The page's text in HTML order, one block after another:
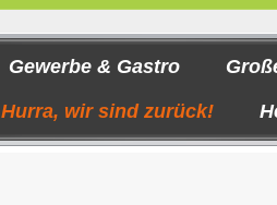
Gewerbe & Gastro
Hurra, wir sind zurück!